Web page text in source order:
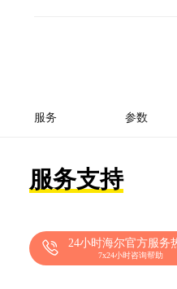
服务 参数
服务支持
24小时海尔官方服务
7x24小时咨询帮助